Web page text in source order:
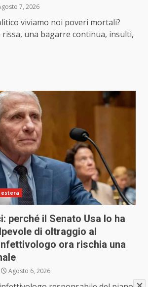
7, 2026
viviamo noi poveri mortali?
una bagarre continua, insulti,
perché il Senato Usa lo ha
di oltraggio al
ora rischia una
Agosto 6, 2026